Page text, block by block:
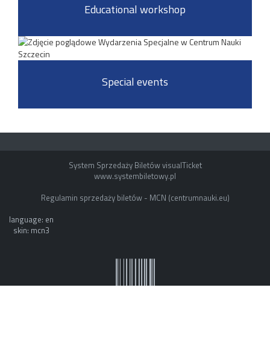
Educational workshop
Special events
System Sprzedaży Biletów visualTicket
www.systembiletowy.pl
Regulamin sprzedaży biletów - MCN (centrumnauki.eu)
language: en
skin: mcn3